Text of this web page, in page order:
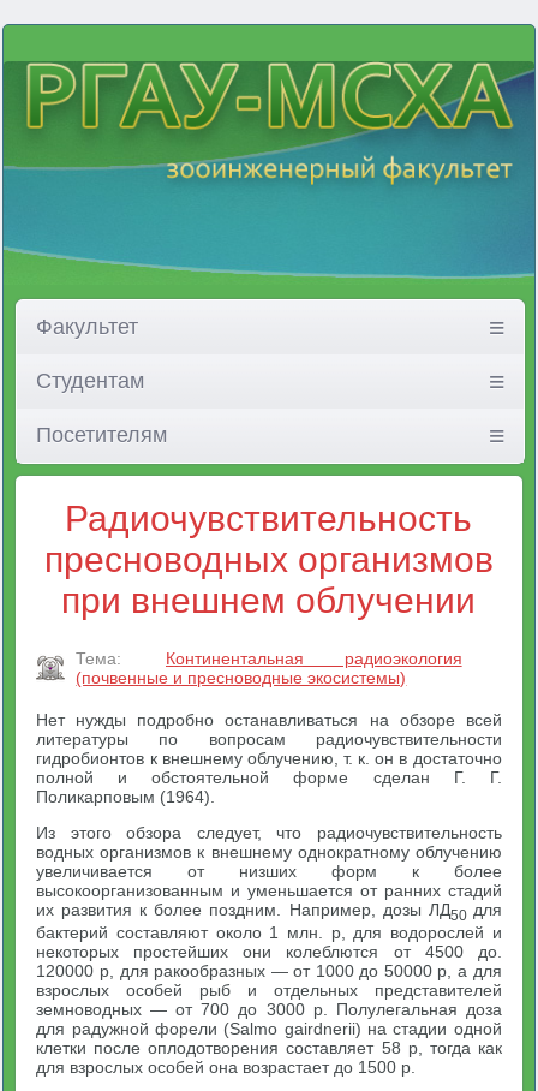
Факультет
Студентам
Посетителям
Радиочувствительность
пресноводных организмов
при внешнем облучении
Тема:
Континентальная радиоэкология
(почвенные и пресноводные экосистемы)
Нет нужды подробно останавливаться на обзоре всей
литературы по вопросам радиочувствительности
гидробионтов к внешнему облучению, т. к. он в достаточно
полной и обстоятельной форме сделан Г. Г.
Поликарповым (1964).
Из этого обзора следует, что радиочувствительность
водных организмов к внешнему однократному облучению
увеличивается от низших форм к более
высокоорганизованным и уменьшается от ранних стадий
их развития к более поздним. Например, дозы ЛД50 для
бактерий составляют около 1 млн. р, для водорослей и
некоторых простейших они колеблются от 4500 до.
120000 р, для ракообразных — от 1000 до 50000 р, а для
взрослых особей рыб и отдельных представителей
земноводных — от 700 до 3000 р. Полулегальная доза
для радужной форели (Salmo gairdnerii) на стадии одной
клетки после оплодотворения составляет 58 р, тогда как
для взрослых особей она возрастает до 1500 р.